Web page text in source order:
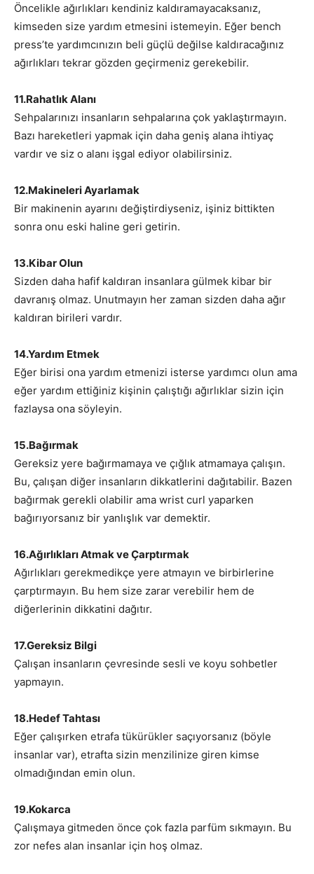
Öncelikle ağırlıkları kendiniz kaldıramayacaksanız,
kimseden size yardım etmesini istemeyin. Eğer bench
press’te yardımcınızın beli güçlü değilse kaldıracağınız
ağırlıkları tekrar gözden geçirmeniz gerekebilir.
11.Rahatlık Alanı
Sehpalarınızı insanların sehpalarına çok yaklaştırmayın.
Bazı hareketleri yapmak için daha geniş alana ihtiyaç
vardır ve siz o alanı işgal ediyor olabilirsiniz.
12.Makineleri Ayarlamak
Bir makinenin ayarını değiştirdiyseniz, işiniz bittikten
sonra onu eski haline geri getirin.
13.Kibar Olun
Sizden daha hafif kaldıran insanlara gülmek kibar bir
davranış olmaz. Unutmayın her zaman sizden daha ağır
kaldıran birileri vardır.
14.Yardım Etmek
Eğer birisi ona yardım etmenizi isterse yardımcı olun ama
eğer yardım ettiğiniz kişinin çalıştığı ağırlıklar sizin için
fazlaysa ona söyleyin.
15.Bağırmak
Gereksiz yere bağırmamaya ve çığlık atmamaya çalışın.
Bu, çalışan diğer insanların dikkatlerini dağıtabilir. Bazen
bağırmak gerekli olabilir ama wrist curl yaparken
bağırıyorsanız bir yanlışlık var demektir.
16.Ağırlıkları Atmak ve Çarptırmak
Ağırlıkları gerekmedikçe yere atmayın ve birbirlerine
çarptırmayın. Bu hem size zarar verebilir hem de
diğerlerinin dikkatini dağıtır.
17.Gereksiz Bilgi
Çalışan insanların çevresinde sesli ve koyu sohbetler
yapmayın.
18.Hedef Tahtası
Eğer çalışırken etrafa tükürükler saçıyorsanız (böyle
insanlar var), etrafta sizin menzilinize giren kimse
olmadığından emin olun.
19.Kokarca
Çalışmaya gitmeden önce çok fazla parfüm sıkmayın. Bu
zor nefes alan insanlar için hoş olmaz.